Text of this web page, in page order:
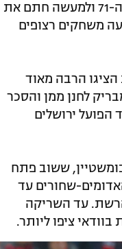
חנן ממן העלה את האורחת ליתרון בדקה ה-29, אבל עידן שמש איזן בדקה ה-71 ולמעשה חתם את
משחקים רצופים
הציגו הרבה מאוד
לחנן ממן והסכר
הפועל ירושלים
ששוב פתח
שחורים עד
עד השריקה
ציפו ליותר.